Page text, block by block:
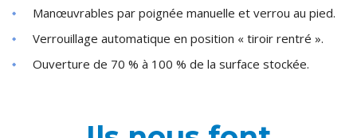
Manœuvrables par poignée manuelle et verrou au pied.
Verrouillage automatique en position « tiroir rentré ».
Ouverture de 70 % à 100 % de la surface stockée.